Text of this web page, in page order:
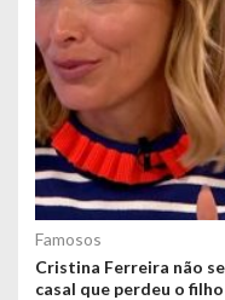
Famosos
Cristina Ferreira não
casal que perdeu o